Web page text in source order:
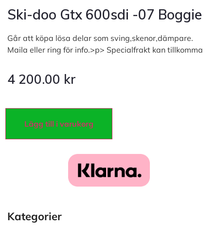
Ski-doo Gtx 600sdi -07 Boggie
Går att köpa lösa delar som sving,skenor,dämpare.
Maila eller ring för info.>p> Specialfrakt kan tillkomma
4 200.00 kr
Lägg till i varukorg
Kategorier